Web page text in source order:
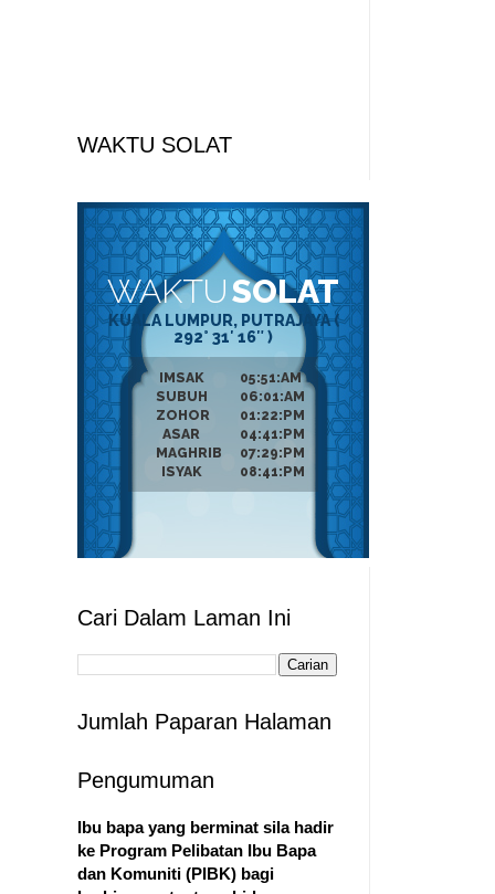
WAKTU SOLAT
Cari Dalam Laman Ini
Jumlah Paparan Halaman
Pengumuman
Ibu bapa yang berminat sila hadir
ke Program Pelibatan Ibu Bapa
dan Komuniti (PIBK) bagi